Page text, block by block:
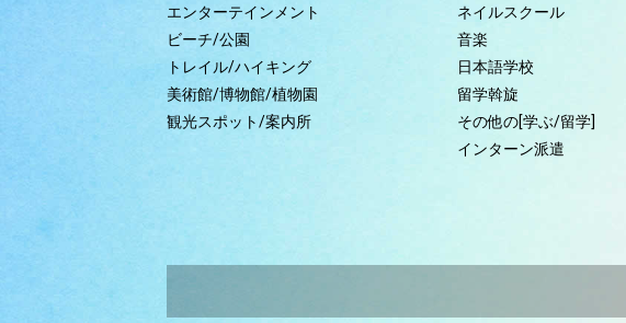
エンターテインメント
ビーチ/公園
トレイル/ハイキング
美術館/博物館/植物園
観光スポット/案内所
ネイルスクール
音楽
日本語学校
留学斡旋
その他の[学ぶ/留学]
インターン派遣